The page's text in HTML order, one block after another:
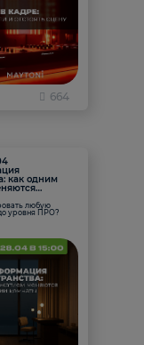
664
как одним
любую
уровня ПРО?